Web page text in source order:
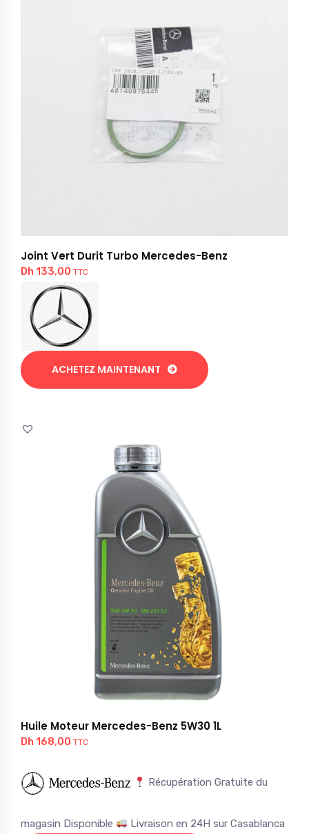
Joint Vert Durit Turbo Mercedes-Benz
Dh 133,00 TTC
ACHETEZ MAINTENANT
Huile Moteur Mercedes-Benz 5W30 1L
Dh 168,00 TTC
Récupération Gratuite du
magasin Disponible Livraison en 24H sur Casablanca